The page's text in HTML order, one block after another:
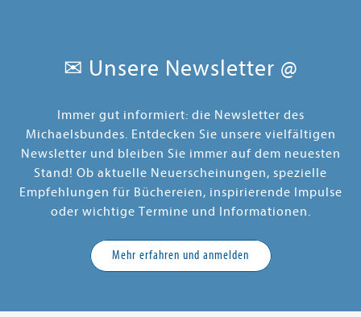
✉ Unsere Newsletter @
Immer gut informiert: die Newsletter des
Michaelsbundes. Entdecken Sie unsere vielfältigen
Newsletter und bleiben Sie immer auf dem neuesten
Stand! Ob aktuelle Neuerscheinungen, spezielle
Empfehlungen für Büchereien, inspirierende Impulse
oder wichtige Termine und Informationen.
Mehr erfahren und anmelden